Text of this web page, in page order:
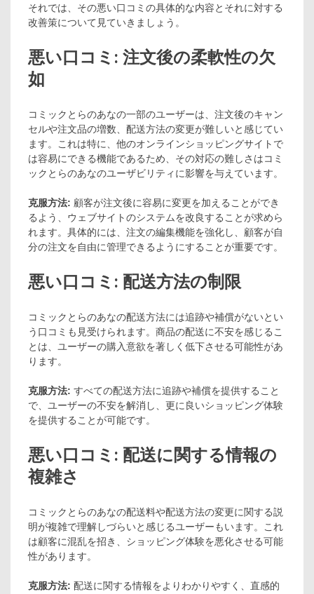
それでは、その悪い口コミの具体的な内容とそれに対する
改善策について見ていきましょう。
悪い口コミ: 注文後の柔軟性の欠
如
コミックとらのあなの一部のユーザーは、注文後のキャン
セルや注文品の増数、配送方法の変更が難しいと感じてい
ます。これは特に、他のオンラインショッピングサイトで
は容易にできる機能であるため、その対応の難しさはコミ
ックとらのあなのユーザビリティに影響を与えています。
克服方法: 顧客が注文後に容易に変更を加えることができ
るよう、ウェブサイトのシステムを改良することが求めら
れます。具体的には、注文の編集機能を強化し、顧客が自
分の注文を自由に管理できるようにすることが重要です。
悪い口コミ: 配送方法の制限
コミックとらのあなの配送方法には追跡や補償がないとい
う口コミも見受けられます。商品の配送に不安を感じるこ
とは、ユーザーの購入意欲を著しく低下させる可能性があ
ります。
克服方法: すべての配送方法に追跡や補償を提供すること
で、ユーザーの不安を解消し、更に良いショッピング体験
を提供することが可能です。
悪い口コミ: 配送に関する情報の
複雑さ
コミックとらのあなの配送料や配送方法の変更に関する説
明が複雑で理解しづらいと感じるユーザーもいます。これ
は顧客に混乱を招き、ショッピング体験を悪化させる可能
性があります。
克服方法: 配送に関する情報をよりわかりやすく、直感的